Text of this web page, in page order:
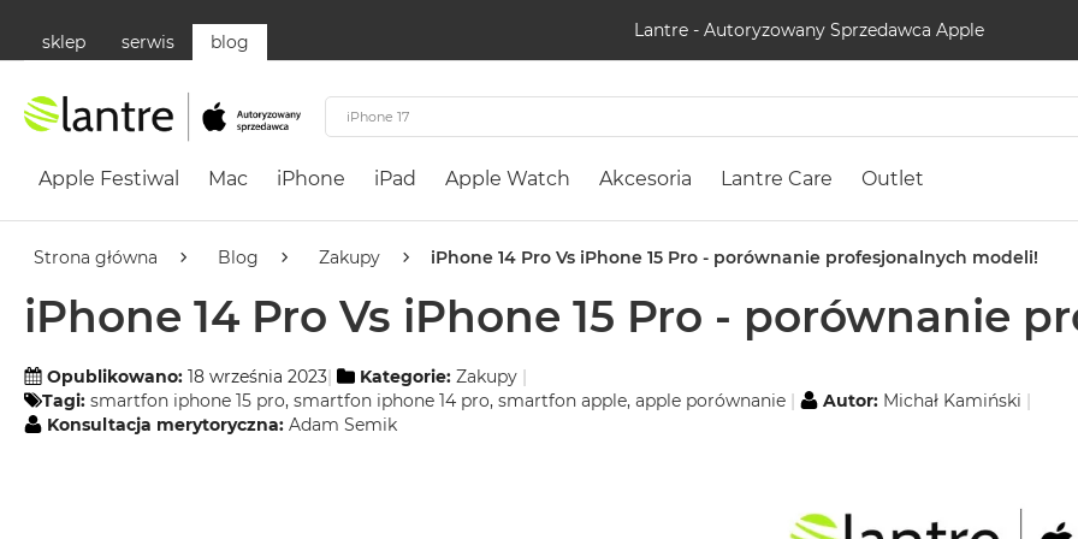
Lantre - Autoryzowany Sprzedawca Apple
sklep serwis blog
Apple
Neo
koloru
Neo
Cytrusowożółty
MacBook
Apple Festiwal Mac iPhone iPad Apple Watch Akcesoria Lantre Care Outlet
Strona główna Blog Zakupy iPhone 14 Pro Vs iPhone 15 Pro - porównanie profesjonalnych modeli!
iPhone 14 Pro Vs iPhone 15 Pro - porównanie
Opublikowano: 18 września 2023 Kategorie: Zakupy
Tagi: smartfon iphone 15 pro, smartfon iphone 14 pro, smartfon apple, apple porównanie Autor: Michał Kamiński
Konsultacja merytoryczna: Adam Semik